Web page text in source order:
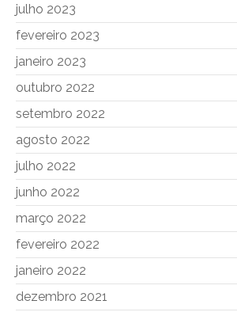
julho 2023
fevereiro 2023
janeiro 2023
outubro 2022
setembro 2022
agosto 2022
julho 2022
junho 2022
março 2022
fevereiro 2022
janeiro 2022
dezembro 2021